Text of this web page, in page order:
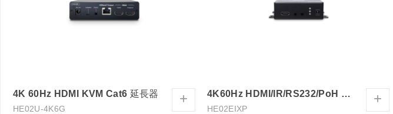
4K 60Hz HDMI KVM Cat6 延長器
HE02U-4K6G
+ 4K60Hz HDMI/IR/RS232/PoH CAT5e 延長器
HE02EIXP
+